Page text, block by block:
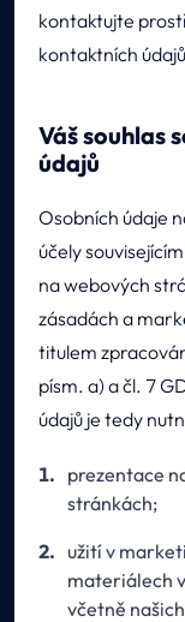
kontaktujte
kontaktních
Váš souhlas
údajů
Osobních údaje
účely
na webových
zásadách a
titulem
písm. a) a čl. 7
údajů je tedy
prezentace
stránkách;
užití v
materiálech
včetně